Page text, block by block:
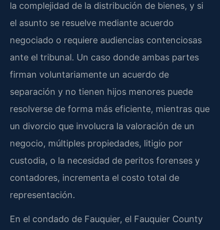
la complejidad de la distribución de bienes, y si
el asunto se resuelve mediante acuerdo
negociado o requiere audiencias contenciosas
ante el tribunal. Un caso donde ambas partes
firman voluntariamente un acuerdo de
separación y no tienen hijos menores puede
resolverse de forma más eficiente, mientras que
un divorcio que involucra la valoración de un
negocio, múltiples propiedades, litigio por
custodia, o la necesidad de peritos forenses y
contadores, incrementa el costo total de
representación.
En el condado de Fauquier, el Fauquier County